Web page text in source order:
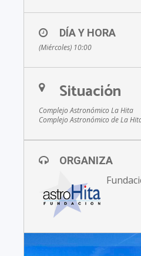
DÍA Y HORA
(Miércoles) 10:00
Situación
Complejo Astronómico La Hita
Complejo Astronómico de La
ORGANIZA